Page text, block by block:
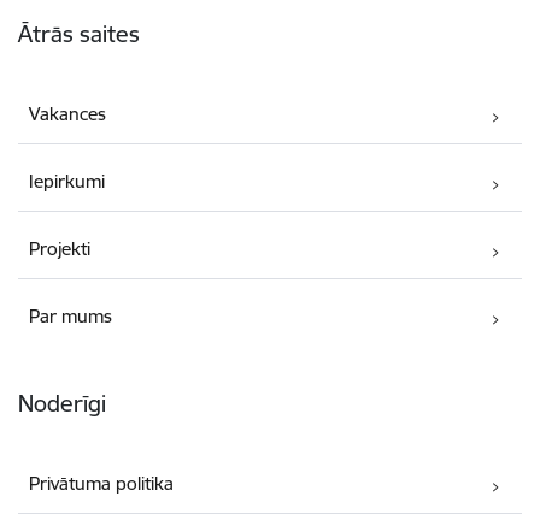
Ātrās saites
Vakances
Iepirkumi
Projekti
Par mums
Noderīgi
Privātuma politika